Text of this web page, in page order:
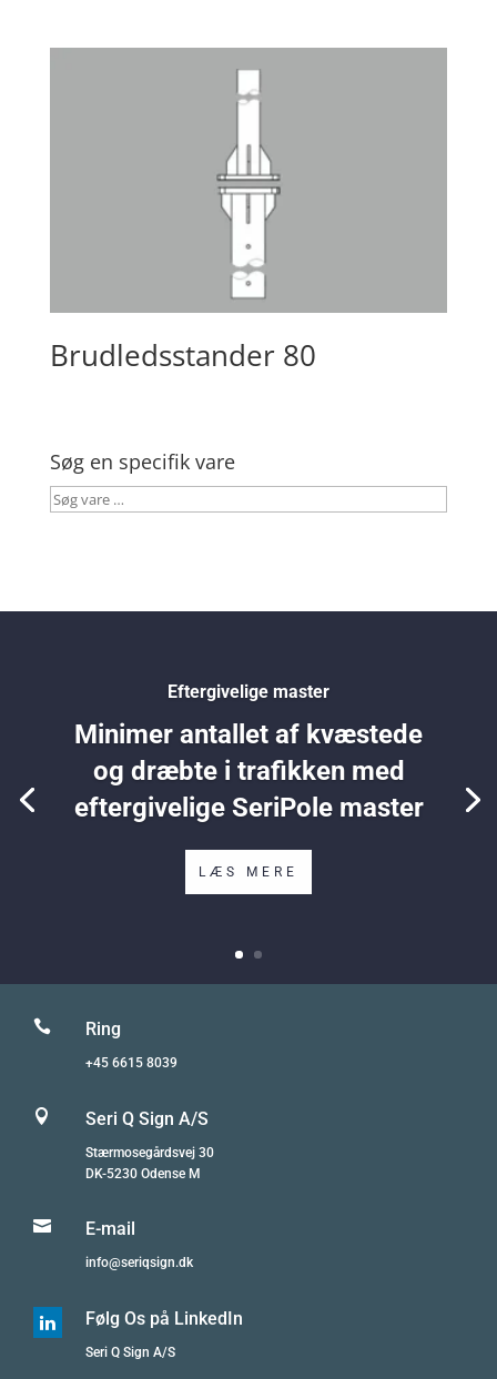
Brudledsstander 80
Søg en specifik vare
Søg
Eftergivelige master
Minimer antallet af kvæstede
og dræbte i trafikken med
eftergivelige SeriPole master
LÆS MERE
 Ring
+45 6615 8039
 Seri Q Sign A/S
Stærmosegårdsvej 30
DK-5230 Odense M
 E-mail
info@seriqsign.dk
 Følg Os på LinkedIn
Seri Q Sign A/S